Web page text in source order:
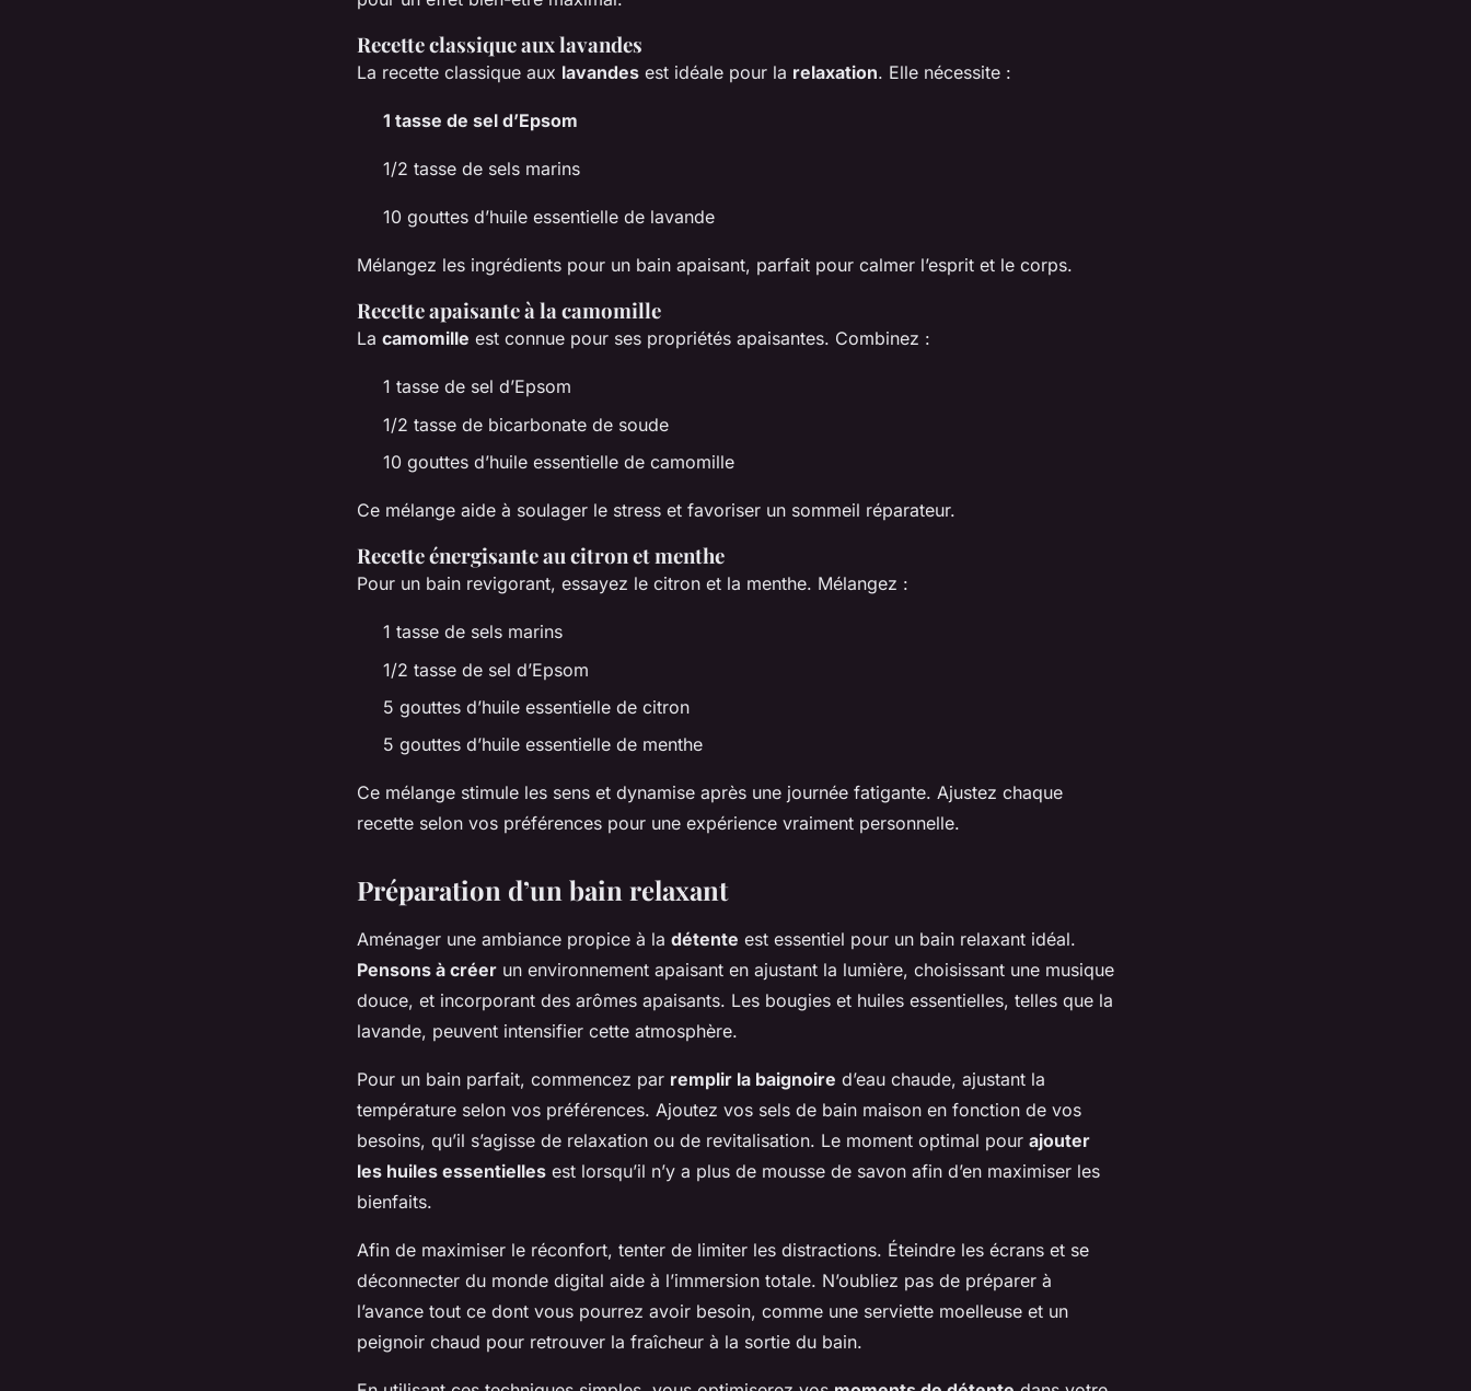
Recette classique aux lavandes
La recette classique aux lavandes est idéale pour la relaxation. Elle nécessite :
1 tasse de sel d’Epsom
1/2 tasse de sels marins
10 gouttes d’huile essentielle de lavande
Mélangez les ingrédients pour un bain apaisant, parfait pour calmer l’esprit et le corps.
Recette apaisante à la camomille
La camomille est connue pour ses propriétés apaisantes. Combinez :
1 tasse de sel d’Epsom
1/2 tasse de bicarbonate de soude
10 gouttes d’huile essentielle de camomille
Ce mélange aide à soulager le stress et favoriser un sommeil réparateur.
Recette énergisante au citron et menthe
Pour un bain revigorant, essayez le citron et la menthe. Mélangez :
1 tasse de sels marins
1/2 tasse de sel d’Epsom
5 gouttes d’huile essentielle de citron
5 gouttes d’huile essentielle de menthe
Ce mélange stimule les sens et dynamise après une journée fatigante. Ajustez chaque
recette selon vos préférences pour une expérience vraiment personnelle.
Préparation d’un bain relaxant
Aménager une ambiance propice à la détente est essentiel pour un bain relaxant idéal.
Pensons à créer un environnement apaisant en ajustant la lumière, choisissant une musique
douce, et incorporant des arômes apaisants. Les bougies et huiles essentielles, telles que la
lavande, peuvent intensifier cette atmosphère.
Pour un bain parfait, commencez par remplir la baignoire d’eau chaude, ajustant la
température selon vos préférences. Ajoutez vos sels de bain maison en fonction de vos
besoins, qu’il s’agisse de relaxation ou de revitalisation. Le moment optimal pour ajouter
les huiles essentielles est lorsqu’il n’y a plus de mousse de savon afin d’en maximiser les
bienfaits.
Afin de maximiser le réconfort, tenter de limiter les distractions. Éteindre les écrans et se
déconnecter du monde digital aide à l’immersion totale. N’oubliez pas de préparer à
l’avance tout ce dont vous pourrez avoir besoin, comme une serviette moelleuse et un
peignoir chaud pour retrouver la fraîcheur à la sortie du bain.